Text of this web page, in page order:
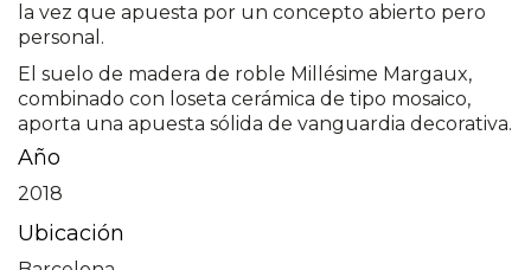
la vez que apuesta por un concepto abierto pero
personal.
El suelo de madera de roble Millésime Margaux,
combinado con loseta cerámica de tipo mosaico,
aporta una apuesta sólida de vanguardia decorativa.
Año
2018
Ubicación